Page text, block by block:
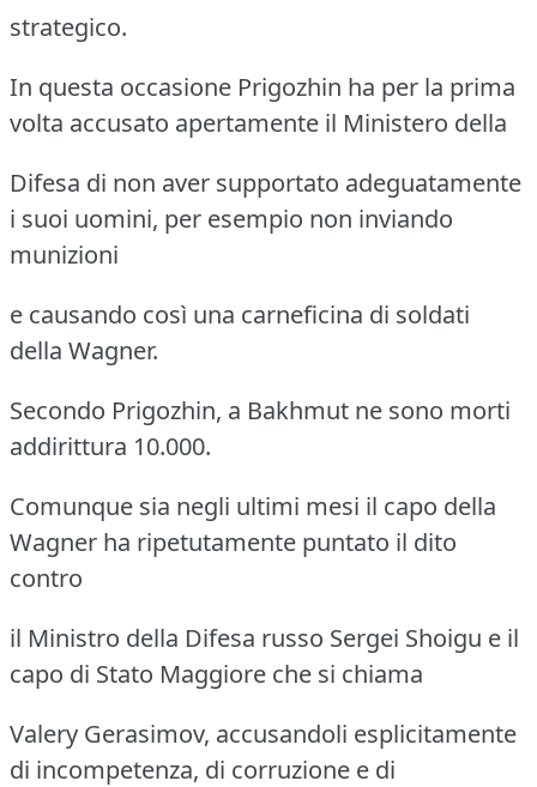
strategico.
In questa occasione Prigozhin ha per la prima
volta accusato apertamente il Ministero della
Difesa di non aver supportato adeguatamente
i suoi uomini, per esempio non inviando
munizioni
e causando così una carneficina di soldati
della Wagner.
Secondo Prigozhin, a Bakhmut ne sono morti
addirittura 10.000.
Comunque sia negli ultimi mesi il capo della
Wagner ha ripetutamente puntato il dito
contro
il Ministro della Difesa russo Sergei Shoigu e il
capo di Stato Maggiore che si chiama
Valery Gerasimov, accusandoli esplicitamente
di incompetenza, di corruzione e di